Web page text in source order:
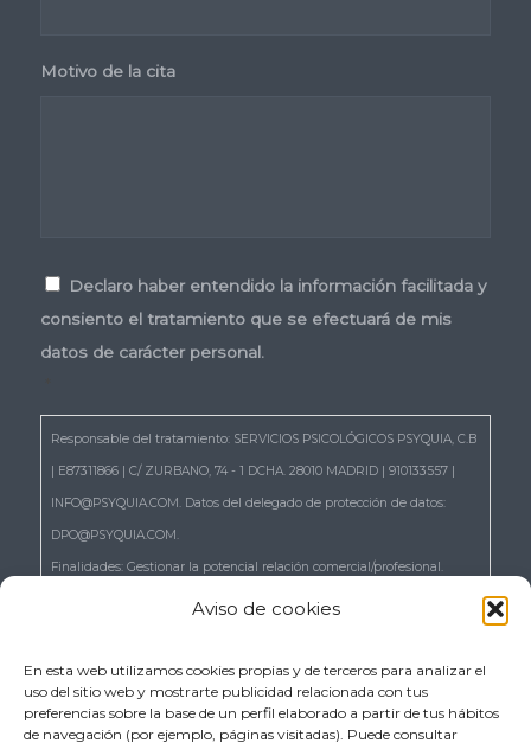
Aviso de cookies
En esta web utilizamos cookies propias y de terceros para analizar el
uso del sitio web y mostrarte publicidad relacionada con tus
preferencias sobre la base de un perfil elaborado a partir de tus hábitos
de navegación (por ejemplo, páginas visitadas). Puede consultar
Motivo de la cita
Declaro haber entendido la información facilitada y
consiento el tratamiento que se efectuará de mis
datos de carácter personal.
Responsable del tratamiento: SERVICIOS PSICOLÓGICOS PSYQUIA, C.B
| E87311866 | C/ ZURBANO, 74 - 1 DCHA. 28010 MADRID | 910133557 |
INFO@PSYQUIA.COM. Datos del delegado de protección de datos:
DPO@PSYQUIA.COM.
Finalidades: Gestionar la potencial relación comercial/profesional.
22 del RGPD, de acceso, rectificación, supresión, portabilidad,